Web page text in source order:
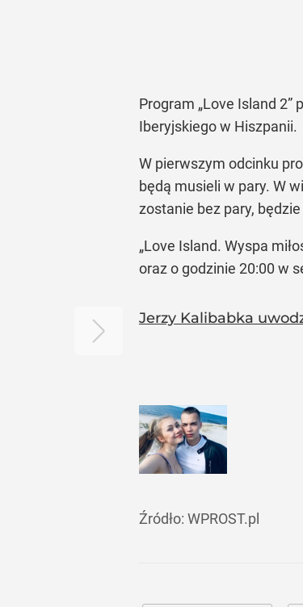
Program „Love Island 2”
Iberyjskiego w Hiszpanii.
W pierwszym odcinku
będą musieli w pary. W
zostanie bez pary,
„Love Island. Wyspa
oraz o godzinie 20:00 w
Jerzy Kalibabka
Źródło: WPROST.pl